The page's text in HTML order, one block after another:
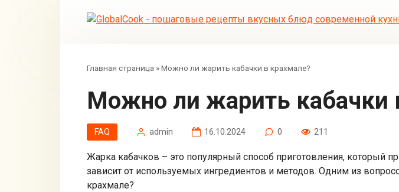
Главная страница »Можно ли жарить кабачки в крахмале?
Можно ли жарить кабачки
FAQ admin 16.10.2024 0 211
Жарка кабачков – это популярный способ приготовления, который
зависит от используемых ингредиентов и методов. Одним из
крахмале?